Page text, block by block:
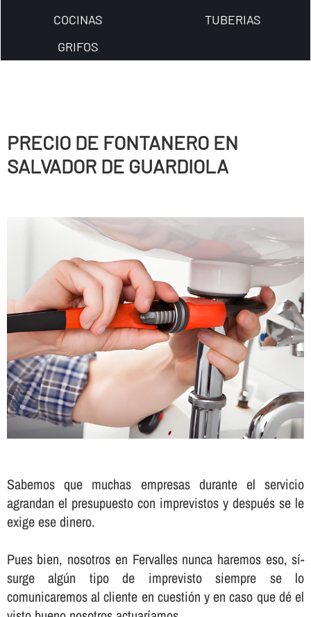
COCINAS
TUBERIAS
GRIFOS
PRECIO DE FONTANERO EN
SALVADOR DE GUARDIOLA
Sabemos que muchas empresas durante el servicio
agrandan el presupuesto con imprevistos y después se le
exige ese dinero.
Pues bien, nosotros en Fervalles nunca haremos eso, sí­
surge algún tipo de imprevisto siempre se lo
comunicaremos al cliente en cuestión y en caso que dé el